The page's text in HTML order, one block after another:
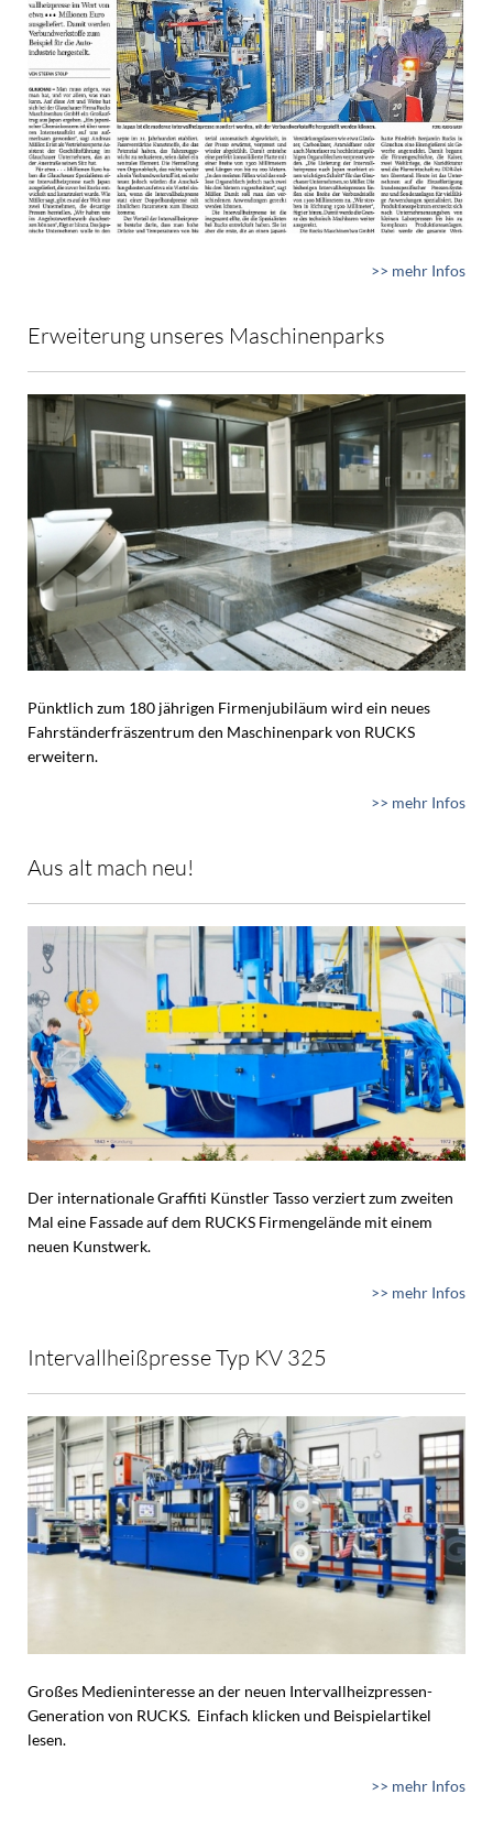
>> mehr Infos
Erweiterung unseres Maschinenparks
Pünktlich zum 180 jährigen Firmenjubiläum wird ein neues
Fahrständerfräszentrum den Maschinenpark von RUCKS
erweitern.
>> mehr Infos
Aus alt mach neu!
Der internationale Graffiti Künstler Tasso verziert zum zweiten
Mal eine Fassade auf dem RUCKS Firmengelände mit einem
neuen Kunstwerk.
>> mehr Infos
Intervallheißpresse Typ KV 325
Großes Medieninteresse an der neuen Intervallheizpressen-
Generation von RUCKS. Einfach klicken und Beispielartikel
lesen.
>> mehr Infos